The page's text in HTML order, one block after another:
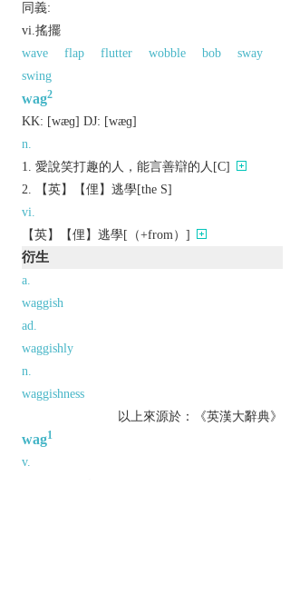
同義:
vi.搖擺
wave
flap flutter wobble bob
sway
swing
wag2
KK: [wæɡ] DJ: [wæɡ]
n.
愛說笑打趣的人，能言善辯的人[C]
【英】【俚】逃學[the S]
vi.
【英】【俚】逃學[（+from）]
衍生
a.
waggish
ad.
waggishly
n.
waggishness
以上來源於：《英漢大辭典》
wag1
v.